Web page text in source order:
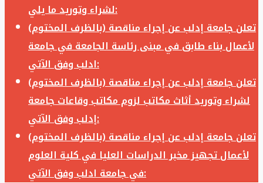
لشراء وتوريد ما يلي:
تعلن جامعة إدلب عن إجراء مناقصة (بالظرف المختوم)
لأعمال بناء طابق في مبنى رئاسة الجامعة في جامعة
ادلب وفق الآتي:
تعلن جامعة إدلب عن إجراء مناقصة (بالظرف المختوم)
لشراء وتوريد أثاث مكاتب لزوم مكاتب وقاعات جامعة
إدلب وفق الآتي:
تعلن جامعة إدلب عن إجراء مناقصة (بالظرف المختوم)
لأعمال تجهيز مخبر الدراسات العليا في كلية العلوم
في جامعة ادلب وفق الآتي: